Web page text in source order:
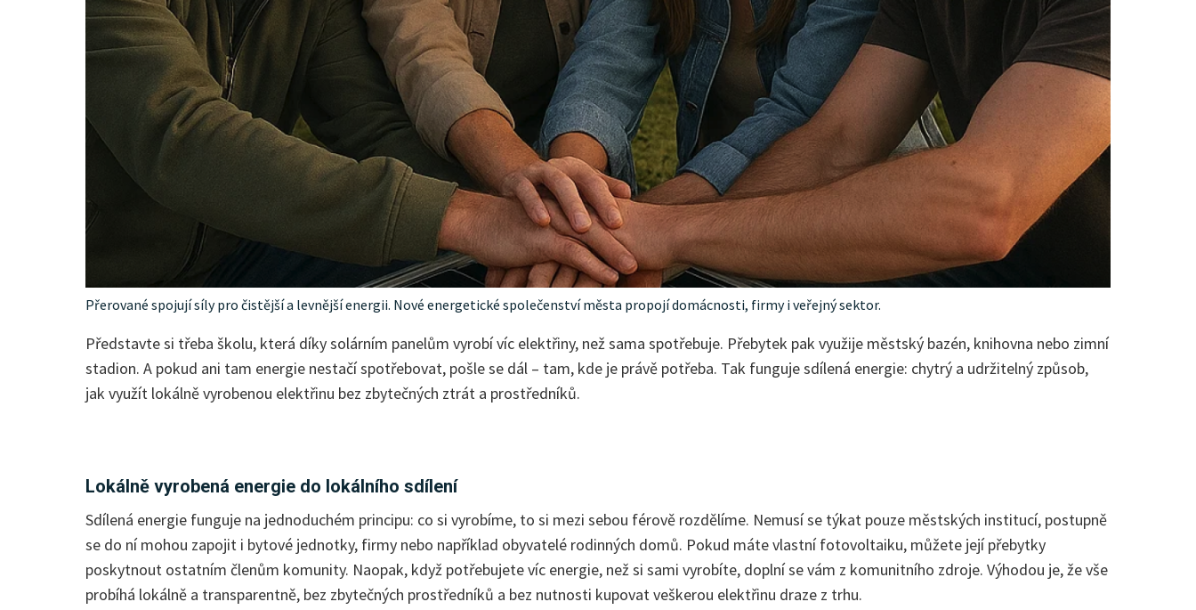
Přerované spojují síly pro čistější a levnější energii. Nové energetické společenství města propojí domácnosti, firmy i veřejný sektor.
Představte si třeba školu, která díky solárním panelům vyrobí víc elektřiny, než sama spotřebuje. Přebytek pak využije městský bazén, knihovna nebo zimní
stadion. A pokud ani tam energie nestačí spotřebovat, pošle se dál – tam, kde je právě potřeba. Tak funguje sdílená energie: chytrý a udržitelný způsob,
jak využít lokálně vyrobenou elektřinu bez zbytečných ztrát a prostředníků.
Lokálně vyrobená energie do lokálního sdílení
Sdílená energie funguje na jednoduchém principu: co si vyrobíme, to si mezi sebou férově rozdělíme. Nemusí se týkat pouze městských institucí, postupně
se do ní mohou zapojit i bytové jednotky, firmy nebo například obyvatelé rodinných domů. Pokud máte vlastní fotovoltaiku, můžete její přebytky
poskytnout ostatním členům komunity. Naopak, když potřebujete víc energie, než si sami vyrobíte, doplní se vám z komunitního zdroje. Výhodou je, že vše
probíhá lokálně a transparentně, bez zbytečných prostředníků a bez nutnosti kupovat veškerou elektřinu draze z trhu.